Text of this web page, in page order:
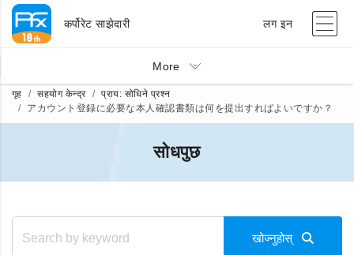
कर्पोरेट साझेदारी लग इन
More
गृह सहयोग केन्द्र
प्राय: सोधिने प्रश्न
アカウント登録に必要な本人確認書類は何を提出すればよいですか？
सोधपुछ
खोज्नुहोस्